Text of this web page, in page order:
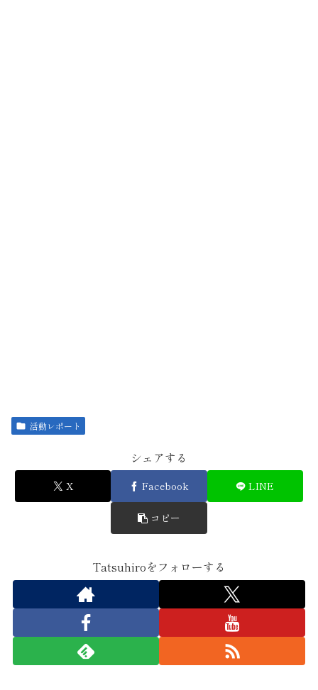
活動レポート
シェアする
X Facebook LINE
コピー
Tatsuhiroをフォローする